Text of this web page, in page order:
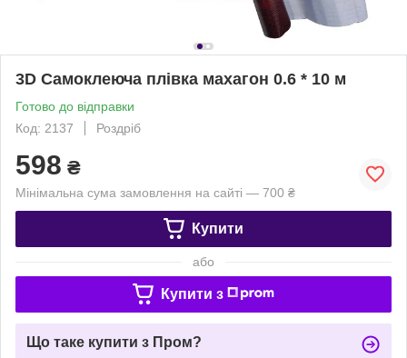
3D Самоклеюча плівка махагон 0.6 * 10 м
Готово до відправки
Код: 2137
Роздріб
598 ₴
Мінімальна сума замовлення на сайті — 700 ₴
Купити
або
Купити з
Що таке купити з Пром?